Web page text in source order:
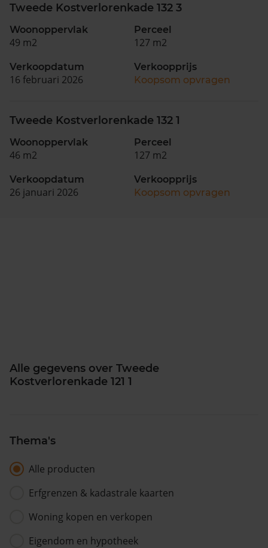
Tweede Kostverlorenkade 132 3
Woonoppervlak
49 m2
Perceel
127 m2
Verkoopdatum
16 februari 2026
Verkoopprijs
Koopsom opvragen
Tweede Kostverlorenkade 132 1
Woonoppervlak
46 m2
Perceel
127 m2
Verkoopdatum
26 januari 2026
Verkoopprijs
Koopsom opvragen
Alle gegevens over Tweede
Kostverlorenkade 121 1
Thema's
Alle producten
Erfgrenzen & kadastrale kaarten
Woning kopen en verkopen
Eigendom en hypotheek